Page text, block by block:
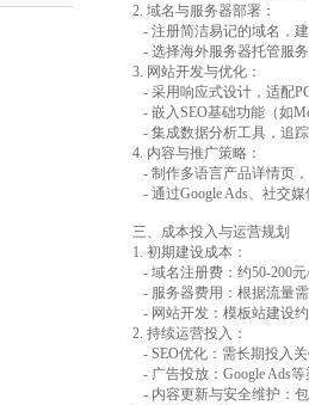
2. 域名与服务器部署：
- 注册简洁易记的域名，
- 选择海外服务器托管服
3. 网站开发与优化：
- 采用响应式设计，适配
- 嵌入SEO基础功能（如
- 集成数据分析工具，追
4. 内容与推广策略：
- 制作多语言产品详情页
- 通过Google Ads、社交
三、成本投入与运营规划
1. 初期建设成本：
- 域名注册费：约50-200
- 服务器费用：根据流量
- 网站开发：模板站建设
2. 持续运营投入：
- SEO优化：需长期投入
- 广告投放：Google Ads
- 内容更新与安全维护：